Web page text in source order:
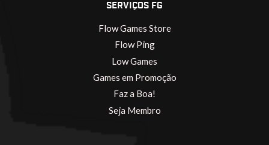
SERVIÇOS FG
Flow Games Store
Flow Ping
Low Games
Games em Promoção
Faz a Boa!
Seja Membro